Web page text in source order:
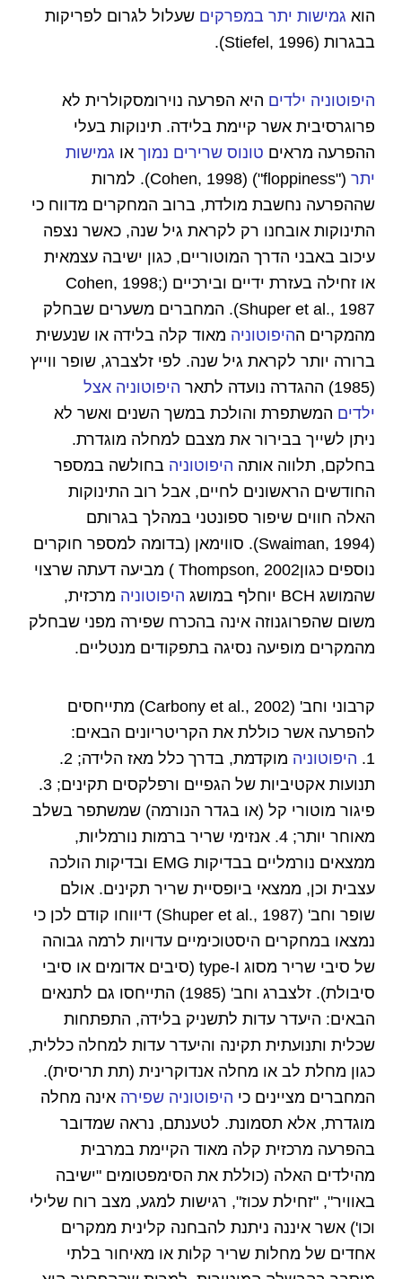
הוא גמישות יתר במפרקים שעלול לגרום לפריקות
בבגרות (Stiefel, 1996).
היפוטוניה ילדים היא הפרעה נוירומסקולרית לא
פרוגרסיבית אשר קיימת בלידה. תינוקות בעלי
ההפרעה מראים טונוס שרירים נמוך או גמישות
יתר
("floppiness") (Cohen, 1998). למרות
שההפרעה נחשבת מולדת, ברוב המחקרים מדווח כי
התינוקות אובחנו רק לקראת גיל שנה, כאשר נצפה
עיכוב באבני הדרך המוטוריים, כגון ישיבה עצמאית
או זחילה בעזרת ידיים ובירכיים (Cohen, 1998;
Shuper et al., 1987). המחברים משערים שבחלק
מהמקרים ההיפוטוניה מאוד קלה בלידה או שנעשית
ברורה יותר לקראת גיל שנה. לפי זלצברג, שופר ווייץ
(1985) ההגדרה נועדה לתאר
היפוטוניה אצל
ילדים המשתפרת והולכת במשך השנים ואשר לא
ניתן לשייך בבירור את מצבם למחלה מוגדרת.
בחלקם, תלווה אותה היפוטוניה בחולשה במספר
החודשים הראשונים לחיים, אבל רוב התינוקות
האלה חווים שיפור ספונטני במהלך בגרותם
(Swaiman, 1994). סווימאן (בדומה למספר חוקרים
נוספים כגוןThompson, 2002 ) מביעה דעתה שרצוי
שהמושג BCH יוחלף במושג
היפוטוניה מרכזית,
משום שהפרוגנוזה אינה בהכרח שפירה מפני שבחלק
מהמקרים מופיעה נסיגה בתפקודים מנטליים.
קרבוני וחב' (Carbony et al., 2002) מתייחסים
להפרעה אשר כוללת את הקריטריונים הבאים:
1. היפוטוניה
מוקדמת, בדרך כלל מאז הלידה; 2.
תנועות אקטיביות של הגפיים ורפלקסים תקינים; 3.
פיגור מוטורי קל (או בגדר הנורמה) שמשתפר בשלב
מאוחר יותר; 4. אנזימי שריר ברמות נורמליות,
ממצאים נורמליים בבדיקות EMG ובדיקות הולכה
עצבית וכן, ממצאי ביופסיית שריר תקינים. אולם
שופר וחב' (Shuper et al., 1987) דיווחו קודם לכן כי
נמצאו במחקרים היסטוכימיים עדויות לרמה גבוהה
של סיבי שריר מסוג type-I (סיבים אדומים או סיבי
סיבולת). זלצברג וחב' (1985) התייחסו גם לתנאים
הבאים: היעדר עדות לתשניק בלידה, התפתחות
שכלית ותנועתית תקינה והיעדר עדות למחלה כללית,
כגון מחלת לב או מחלה אנדוקרינית (תת תריסית).
המחברים מציינים כי היפוטוניה שפירה אינה מחלה
מוגדרת, אלא תסמונת. לטענתם, נראה שמדובר
בהפרעה מרכזית קלה מאוד הקיימת במרבית
מהילדים האלה (כוללת את הסימפטומים "ישיבה
באוויר", "זחילת עכוז", רגישות למגע, מצב רוח שלילי
וכו') אשר איננה ניתנת להבחנה קלינית ממקרים
אחדים של מחלות שריר קלות או מאיחור בלתי